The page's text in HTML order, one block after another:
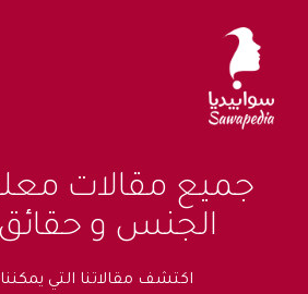
جميع مقالات
الجنس و حقائق
اكتشف مقالاتنا التي